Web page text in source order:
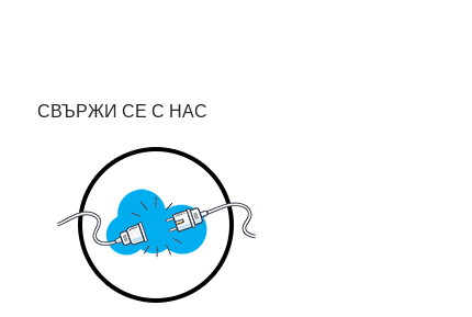
СВЪРЖИ СЕ С НАС